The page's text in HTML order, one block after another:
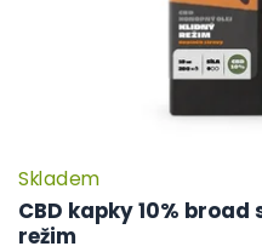
CBD kapky 10%
režim
Skladem